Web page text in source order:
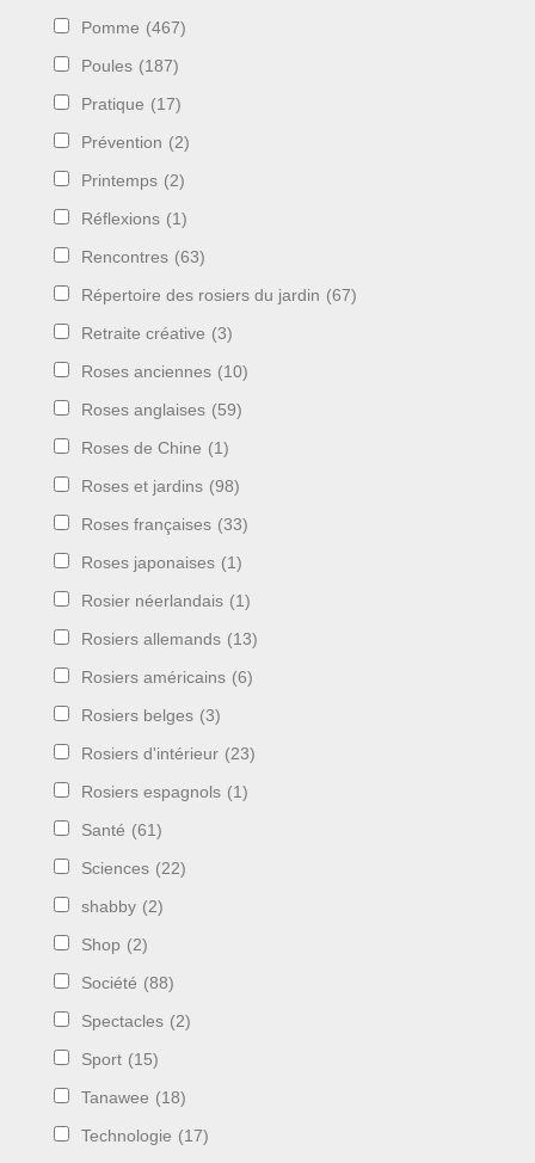
Pomme (467)
Poules (187)
Pratique (17)
Prévention (2)
Printemps (2)
Réflexions (1)
Rencontres (63)
Répertoire des rosiers du jardin (67)
Retraite créative (3)
Roses anciennes (10)
Roses anglaises (59)
Roses de Chine (1)
Roses et jardins (98)
Roses françaises (33)
Roses japonaises (1)
Rosier néerlandais (1)
Rosiers allemands (13)
Rosiers américains (6)
Rosiers belges (3)
Rosiers d'intérieur (23)
Rosiers espagnols (1)
Santé (61)
Sciences (22)
shabby (2)
Shop (2)
Société (88)
Spectacles (2)
Sport (15)
Tanawee (18)
Technologie (17)